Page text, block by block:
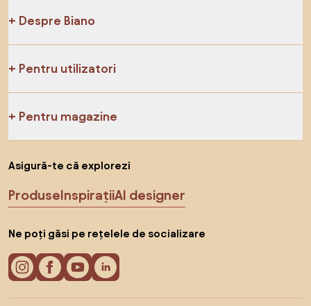
Despre Biano
Pentru utilizatori
Pentru magazine
Asigură-te că explorezi
ProduseInspirațiiAI designer
Ne poți găsi pe rețelele de socializare